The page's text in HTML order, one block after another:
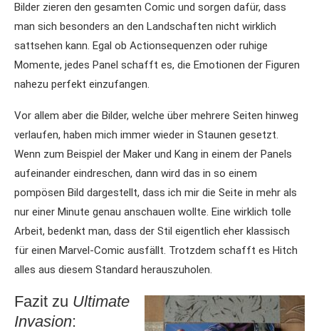
Bilder zieren den gesamten Comic und sorgen dafür, dass
man sich besonders an den Landschaften nicht wirklich
sattsehen kann. Egal ob Actionsequenzen oder ruhige
Momente, jedes Panel schafft es, die Emotionen der Figuren
nahezu perfekt einzufangen.
Vor allem aber die Bilder, welche über mehrere Seiten hinweg
verlaufen, haben mich immer wieder in Staunen gesetzt.
Wenn zum Beispiel der Maker und Kang in einem der Panels
aufeinander eindreschen, dann wird das in so einem
pompösen Bild dargestellt, dass ich mir die Seite in mehr als
nur einer Minute genau anschauen wollte. Eine wirklich tolle
Arbeit, bedenkt man, dass der Stil eigentlich eher klassisch
für einen Marvel-Comic ausfällt. Trotzdem schafft es Hitch
alles aus diesem Standard herauszuholen.
Fazit zu Ultimate
Invasion: